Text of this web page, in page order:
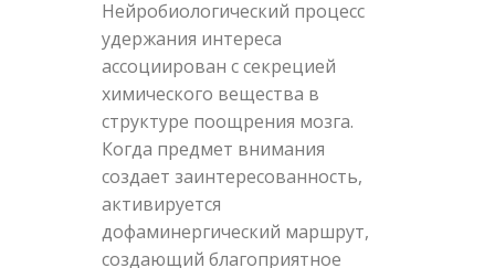
Нейробиологический процесс
удержания интереса
ассоциирован с секрецией
химического вещества в
структуре поощрения мозга.
Когда предмет внимания
создает заинтересованность,
активируется
дофаминергический маршрут,
создающий благоприятное